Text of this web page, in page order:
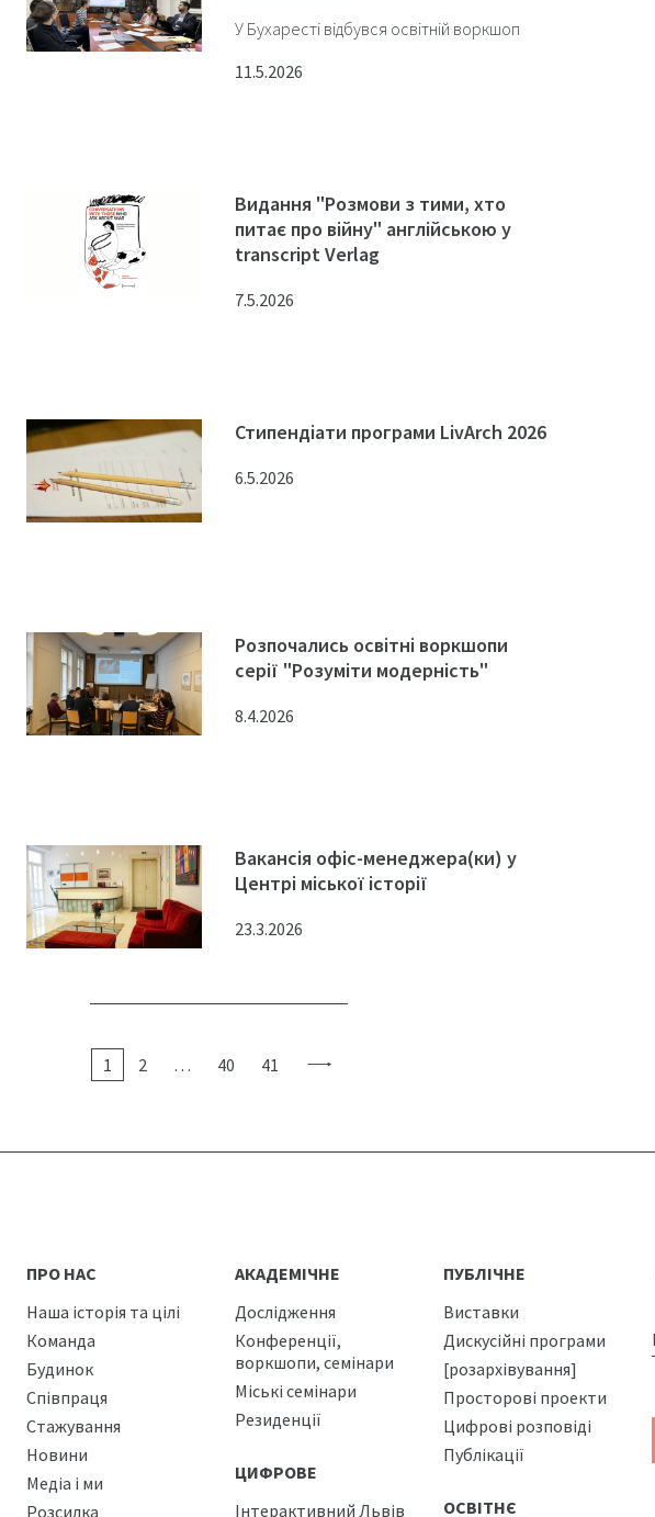
У Бухаресті відбувся освітній воркшоп
11.5.2026
Видання "Розмови з тими, хто
питає про війну" англійською у
transcript Verlag
7.5.2026
Стипендіати програми LivArch 2026
6.5.2026
Розпочались освітні воркшопи
серії "Розуміти модерність"
8.4.2026
Вакансія офіс-менеджера(ки) у
Центрі міської історії
23.3.2026
1 2 … 40 41
ПРО НАС
Наша історія та цілі
Команда
Будинок
Співпраця
Стажування
Новини
Медіа і ми
Розсилка
АКАДЕМІЧНЕ
Дослідження
Конференції,
воркшопи, семінари
Міські семінари
Резиденції
ЦИФРОВЕ
Інтерактивний Львів
ПУБЛІЧНЕ
Виставки
Дискусійні програми
[розархівування]
Просторові проекти
Цифрові розповіді
Публікації
ОСВІТНЄ